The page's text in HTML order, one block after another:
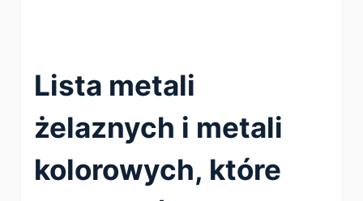
Lista metali
żelaznych i metali
kolorowych, które